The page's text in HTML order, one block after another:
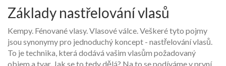
Základy nastřelování vlasů
Kempy. Fénované vlasy. Vlasové válce. Veškeré tyto pojmy
jsou synonymy pro jednoduchý koncept - nastřelování vlasů.
To je technika, která dodává vašim vlasům požadovaný
objem a tvar. Jak se to tedy dělá? Na to se podíváme v první